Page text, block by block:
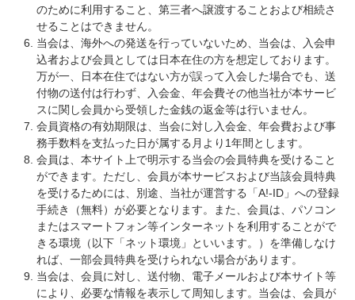
のために利用すること、第三者へ譲渡することおよび相続さ
せることはできません。
当会は、海外への発送を行っていないため、当会は、入会申
込者および会員としては日本在住の方を想定しております。
万が一、日本在住ではない方が誤って入会した場合でも、送
付物の送付は行わず、入会金、年会費その他当社が本サービ
スに関し会員から受領した金銭の返金等は行いません。
会員資格の有効期限は、当会に対し入会金、年会費および事
務手数料を支払った日が属する月より1年間とします。
会員は、本サイト上で明示する当会の会員特典を受けること
ができます。ただし、会員が本サービスおよび当該会員特典
を受けるためには、別途、当社が運営する「A!-ID」への登録
手続き（無料）が必要となります。また、会員は、パソコン
またはスマートフォン等インターネットを利用することがで
きる環境（以下「ネット環境」といいます。）を準備しなけ
れば、一部会員特典を受けられない場合があります。
当会は、会員に対し、送付物、電子メールおよび本サイト等
により、必要な情報を表示して周知します。当会は、会員が